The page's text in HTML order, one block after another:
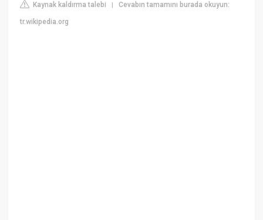
Kaynak kaldırma talebi |Cevabın tamamını burada okuyun:
tr.wikipedia.org